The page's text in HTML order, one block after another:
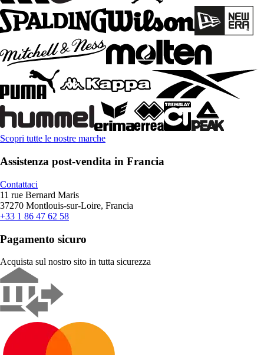
Scopri tutte le nostre marche
Assistenza post-vendita in Francia
Contattaci
11 rue Bernard Maris
37270 Montlouis-sur-Loire, Francia
+33 1 86 47 62 58
Pagamento sicuro
Acquista sul nostro sito in tutta sicurezza